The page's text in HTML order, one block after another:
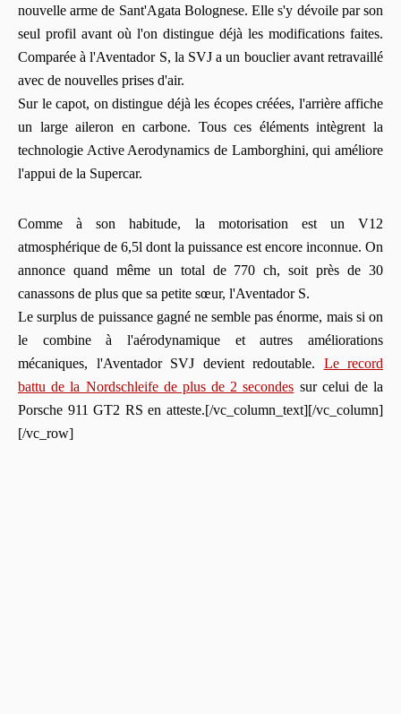
nouvelle arme de Sant'Agata Bolognese. Elle s'y dévoile par son
seul profil avant où l'on distingue déjà les modifications faites.
Comparée à l'Aventador S, la SVJ a un bouclier avant retravaillé
avec de nouvelles prises d'air.
Sur le capot, on distingue déjà les écopes créées, l'arrière affiche
un large aileron en carbone. Tous ces éléments intègrent la
technologie Active Aerodynamics de Lamborghini, qui améliore
l'appui de la Supercar.
Comme à son habitude, la motorisation est un V12
atmosphérique de 6,5l dont la puissance est encore inconnue. On
annonce quand même un total de 770 ch, soit près de 30
canassons de plus que sa petite sœur, l'Aventador S.
Le surplus de puissance gagné ne semble pas énorme, mais si on
le combine à l'aérodynamique et autres améliorations
mécaniques, l'Aventador SVJ devient redoutable. Le record
battu de la Nordschleife de plus de 2 secondes sur celui de la
Porsche 911 GT2 RS en atteste.[/vc_column_text][/vc_column]
[/vc_row]